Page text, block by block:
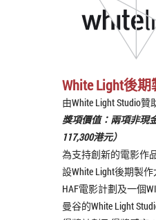
White Light後
由White Light Studio贊
獎項價值：兩項非現
117,300港元）
為支持創新的電影作
設White Light後期製
HAF電影計劃及一個
曼谷的White Light